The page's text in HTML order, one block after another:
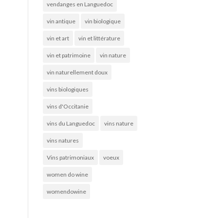
vendanges en Languedoc
vin antique vin biologique
vin et art vin et littérature
vin et patrimoine vin nature
vin naturellement doux
vins biologiques
vins d'Occitanie
vins du Languedoc vins nature
vins natures
Vins patrimoniaux voeux
women do wine
womendowine